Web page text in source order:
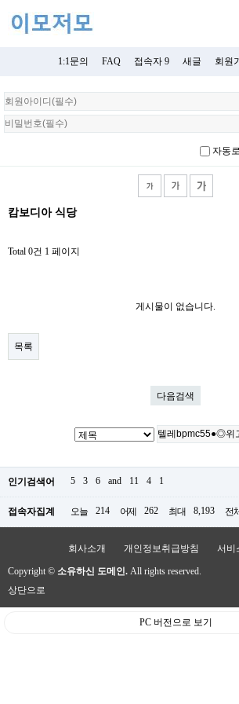
1:1문의 FAQ 접속자 9 새글 회원
회
원
로
자동
캄보디아 식당
Total 0건 1 페이지
게시물이 없습니다.
목록
다음검색
인기검색어 5 3 6 and 11 4 1
접속자집계 오늘 214 어제 262 최대 8,193 전체
회사소개 개인정보취급방침 서비
Copyright © 소유하신 도메인. All rights reserved.
상단으로
PC 버전으로 보기